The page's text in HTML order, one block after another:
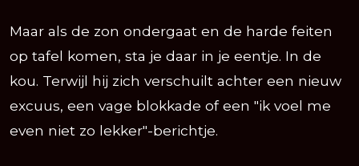
Maar als de zon ondergaat en de harde feiten
op tafel komen, sta je daar in je eentje. In de
kou. Terwijl hij zich verschuilt achter een nieuw
excuus, een vage blokkade of een "ik voel me
even niet zo lekker"-berichtje.